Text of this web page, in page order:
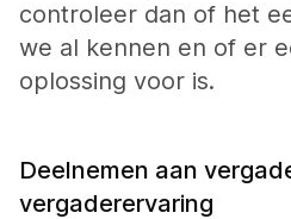
controleer dan of het
we al kennen en of er
oplossing voor is.
Deelnemen aan
vergaderervaring